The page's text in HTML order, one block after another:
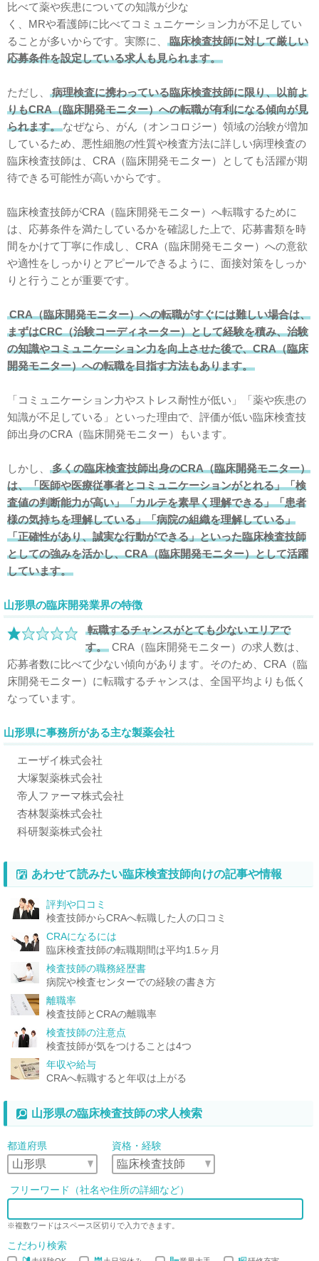
比べて薬や疾患についての知識が少な
く、MRや看護師に比べてコミュニケーション力が不足してい
ることが多いからです。実際に、
臨床検査技師に対して厳しい
応募条件を設定している求人も見られます。
ただし、
病理検査に携わっている臨床検査技師に限り、以前よ
りもCRA（臨床開発モニター）への転職が有利になる傾向が見
られます。 なぜなら、がん（オンコロジー）領域の治験が増加
しているため、悪性細胞の性質や検査方法に詳しい病理検査の
臨床検査技師は、CRA（臨床開発モニター）としても活躍が期
待できる可能性が高いからです。
臨床検査技師がCRA（臨床開発モニター）へ転職するために
は、応募条件を満たしているかを確認した上で、応募書類を時
間をかけて丁寧に作成し、CRA（臨床開発モニター）への意欲
や適性をしっかりとアピールできるように、面接対策をしっか
りと行うことが重要です。
CRA（臨床開発モニター）への転職がすぐには難しい場合は、
まずはCRC（治験コーディネーター）として経験を積み、治験
の知識やコミュニケーション力を向上させた後で、CRA（臨床
開発モニター）への転職を目指す方法もあります。
「コミュニケーション力やストレス耐性が低い」「薬や疾患の
知識が不足している」といった理由で、評価が低い臨床検査技
師出身のCRA（臨床開発モニター）もいます。
しかし、
多くの臨床検査技師出身のCRA（臨床開発モニター）
は、「医師や医療従事者とコミュニケーションがとれる」「検
査値の判断能力が高い」「カルテを素早く理解できる」「患者
様の気持ちを理解している」「病院の組織を理解している」
「正確性があり、誠実な行動ができる」といった臨床検査技師
としての強みを活かし、CRA（臨床開発モニター）として活躍
しています。
山形県の臨床開発業界の特徴
転職するチャンスがとても少ないエリアで
す。 CRA（臨床開発モニター）の求人数は、
応募者数に比べて少ない傾向があります。そのため、CRA（臨
床開発モニター）に転職するチャンスは、全国平均よりも低く
なっています。
山形県に事務所がある主な製薬会社
エーザイ株式会社
大塚製薬株式会社
帝人ファーマ株式会社
杏林製薬株式会社
科研製薬株式会社
あわせて読みたい臨床検査技師向けの記事や情報
評判や口コミ
検査技師からCRAへ転職した人の口コミ
CRAになるには
臨床検査技師の転職期間は平均1.5ヶ月
検査技師の職務経歴書
病院や検査センターでの経験の書き方
離職率
検査技師とCRAの離職率
検査技師の注意点
検査技師が気をつけることは4つ
年収や給与
CRAへ転職すると年収は上がる
山形県の臨床検査技師の求人検索
都道府県 資格・経験
フリーワード（社名や住所の詳細など）
※複数ワードはスペース区切りで入力できます。
こだわり検索